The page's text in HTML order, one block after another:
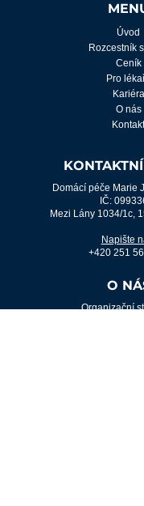
Úvod
Rozcestník
Ceník
Pro
Kariéra
O nás
Kontakt
Domácí péče Marie
IČ:
Mezi Lány 1034/1c,
Napište
+420 251
O
Organizační